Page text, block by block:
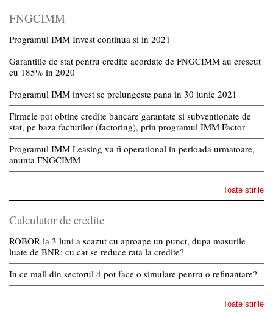
FNGCIMM
Programul IMM Invest continua si in 2021
Garantiile de stat pentru credite acordate de FNGCIMM au crescut
cu 185% in 2020
Programul IMM invest se prelungeste pana in 30 iunie 2021
Firmele pot obtine credite bancare garantate si subventionate de
stat, pe baza facturilor (factoring), prin programul IMM Factor
Programul IMM Leasing va fi operational in perioada urmatoare,
anunta FNGCIMM
Toate stirile
Calculator de credite
ROBOR la 3 luni a scazut cu aproape un punct, dupa masurile
luate de BNR; cu cat se reduce rata la credite?
In ce mall din sectorul 4 pot face o simulare pentru o refinantare?
Toate stirile